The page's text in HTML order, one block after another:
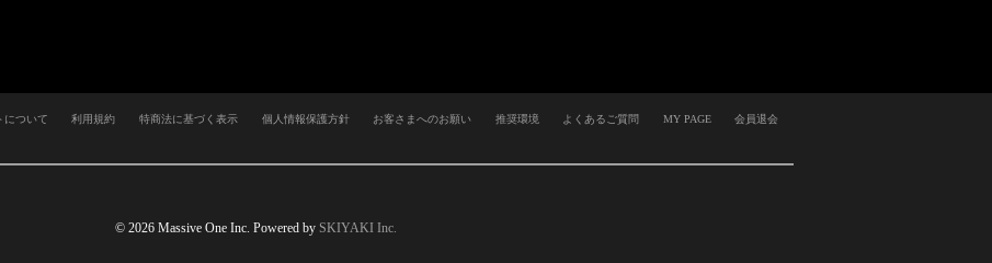
について 利用規約 特商法に基づく表示 個人情報保護方針 お客さまへのお願い 推奨環境 よくあるご質問 MY PAGE 会員退会
© 2026 Massive One Inc. Powered by SKIYAKI Inc.